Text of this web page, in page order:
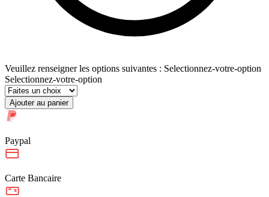
Veuillez renseigner les options suivantes : Selectionnez-votre-option
Selectionnez-votre-option
Ajouter au panier
Paypal
Carte Bancaire